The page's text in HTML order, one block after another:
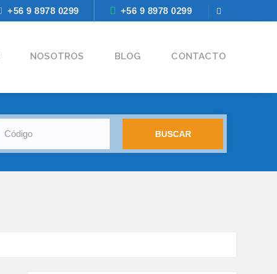
+56 9 8978 0299 +56 9 8978 0299
NOSOTROS BLOG CONTACTO